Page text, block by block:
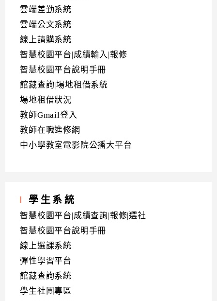
雲端差勤系統
雲端公文系統
線上請購系統
智慧校園平台|成績輸入|報修
智慧校園平台說明手冊
館藏查詢|場地租借系統
場地租借狀況
教師Gmail登入
教師在職進修網
中小學教室電影院公播大平台
學生系統
智慧校園平台|成績查詢|報修|選社
智慧校園平台說明手冊
線上選課系統
彈性學習平台
館藏查詢系統
學生社團專區